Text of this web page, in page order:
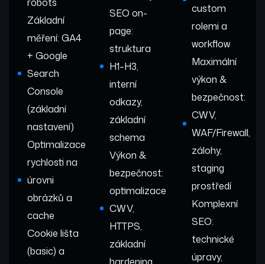
Základní
měření: GA4
+ Google
Search
Console
(základní
nastavení)
Optimalizace
rychlosti na
úrovni
obrázků a
cache
Cookie lišta
(basic) a
SEO on-
page:
struktura
H1–H3,
interní
odkazy,
základní
schema
Výkon &
bezpečnost:
optimalizace
CWV,
HTTPS,
základní
hardening
custom
rolemi a
workflow
Maximální
výkon &
bezpečnost:
CWV,
WAF/Firewall,
zálohy,
staging
prostředí
Komplexní
SEO:
technické
úpravy,